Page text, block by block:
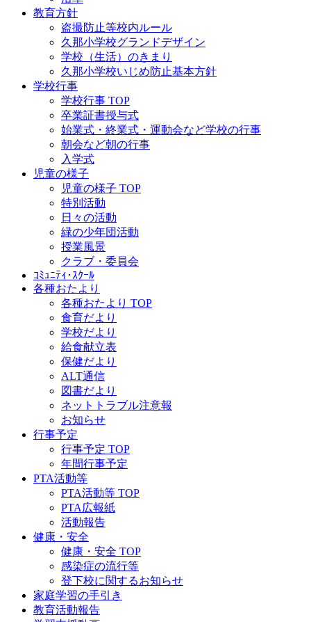
教育方針
盗撮防止等校内ルール
久那小学校グランドデザイン
学校（生活）のきまり
久那小学校いじめ防止基本方針
学校行事
学校行事 TOP
卒業証書授与式
始業式・終業式・運動会など学校の行事
朝会など朝の行事
入学式
児童の様子
児童の様子 TOP
特別活動
日々の活動
緑の少年団活動
授業風景
クラブ・委員会
ｺﾐｭﾆﾃｨ･ｽｸｰﾙ
各種おたより
各種おたより TOP
食育だより
学校だより
給食献立表
保健だより
ALT通信
図書だより
ネットトラブル注意報
お知らせ
行事予定
行事予定 TOP
年間行事予定
PTA活動等
PTA活動等 TOP
PTA広報紙
活動報告
健康・安全
健康・安全 TOP
感染症の流行等
登下校に関するお知らせ
家庭学習の手引き
教育活動報告